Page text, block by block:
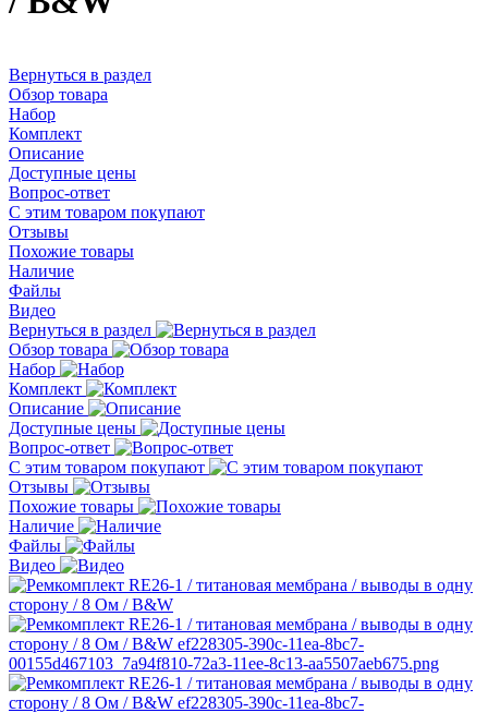
Вернуться в раздел
Обзор товара
Набор
Комплект
Описание
Доступные цены
Вопрос-ответ
С этим товаром покупают
Отзывы
Похожие товары
Наличие
Файлы
Видео
Вернуться в раздел
Обзор товара
Набор
Комплект
Описание
Доступные цены
Вопрос-ответ
С этим товаром покупают
Отзывы
Похожие товары
Наличие
Файлы
Видео